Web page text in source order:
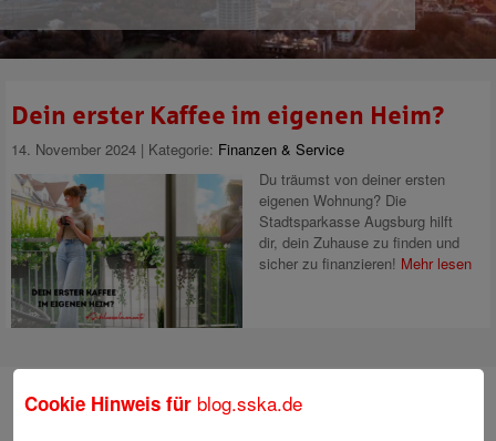
Dein erster Kaffee im eigenen Heim?
14. November 2024 | Kategorie: Finanzen & Service
Du träumst von deiner ersten
eigenen Wohnung? Die
Stadtsparkasse Augsburg hilft
dir, dein Zuhause zu finden und
sicher zu finanzieren! Mehr lesen
Suche
Cookie Hinweis für blog.sska.de